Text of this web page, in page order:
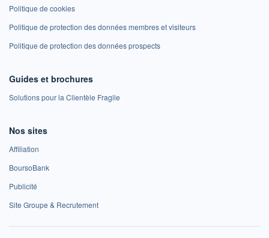
Politique de cookies
Politique de protection des données membres et visiteurs
Politique de protection des données prospects
Guides et brochures
Solutions pour la Clientèle Fragile
Nos sites
Affiliation
BoursoBank
Publicité
Site Groupe & Recrutement